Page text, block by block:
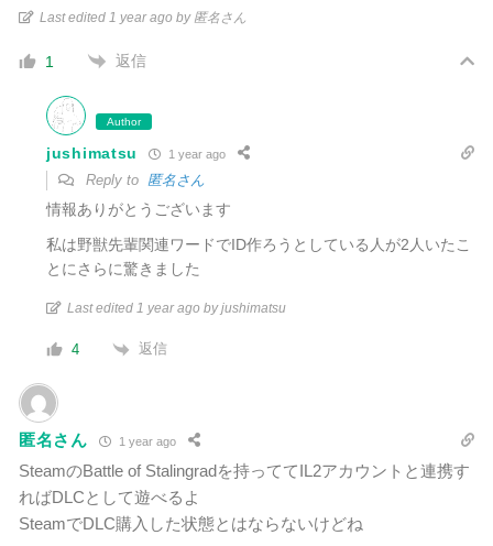
Last edited 1 year ago by 匿名さん
1 返信
Author
jushimatsu 1 year ago
Reply to 匿名さん
情報ありがとうございます
私は野獣先輩関連ワードでID作ろうとしている人が2人いたこ
とにさらに驚きました
Last edited 1 year ago by jushimatsu
4 返信
匿名さん 1 year ago
SteamのBattle of Stalingradを持っててIL2アカウントと連携す
ればDLCとして遊べるよ
SteamでDLC購入した状態とはならないけどね